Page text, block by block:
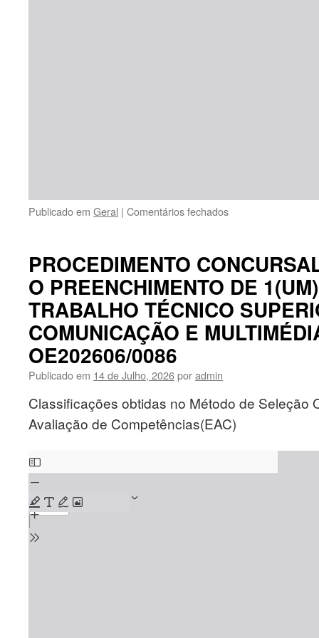
Publicado em Geral | Comentários fechadosem
PARA
O
PREENCHIMENTO
DE
1(UM)
POSTO
SUPERIOR
DE
COMUNICAÇÃO
MULTIMÉDIA
PROCEDIMENTO
O PREENCHIMENTO DE
TRABALHO TÉCNICO
COMUNICAÇÃO E
OE202606/0086
Publicado em 14 de Julho, 2026poradmin
Classificações obtidas no Método de Seleção
Avaliação de Competências(EAC)
Skip
to
PDF
content